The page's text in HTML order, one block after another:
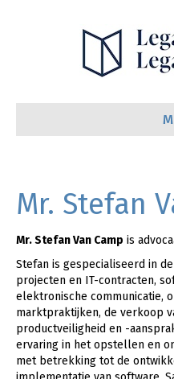
Mr. Stefan
Mr. Stefan Van Camp is
Stefan is gespecialiseerd in
projecten en IT-contracten,
elektronische communicatie,
marktpraktijken, de verkoop
productveiligheid en -
ervaring in het opstellen en
met betrekking tot de